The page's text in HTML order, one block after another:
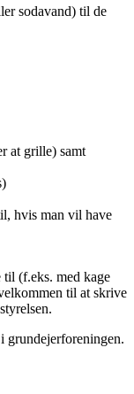
sodavand) til de
at grille) samt
hvis man vil have
(f.eks. med kage
til at skrive
grundejerforeningen.